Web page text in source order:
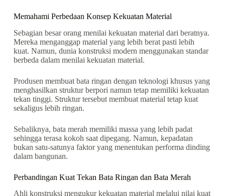
Memahami Perbedaan Konsep Kekuatan Material
Sebagian besar orang menilai kekuatan material dari beratnya.
Mereka menganggap material yang lebih berat pasti lebih
kuat. Namun, dunia konstruksi modern menggunakan standar
berbeda dalam menilai kekuatan material.
Produsen membuat bata ringan dengan teknologi khusus yang
menghasilkan struktur berpori namun tetap memiliki kekuatan
tekan tinggi. Struktur tersebut membuat material tetap kuat
sekaligus lebih ringan.
Sebaliknya, bata merah memiliki massa yang lebih padat
sehingga terasa kokoh saat dipegang. Namun, kepadatan
bukan satu-satunya faktor yang menentukan performa dinding
dalam bangunan.
Perbandingan Kuat Tekan Bata Ringan dan Bata Merah
Ahli konstruksi mengukur kekuatan material melalui nilai kuat